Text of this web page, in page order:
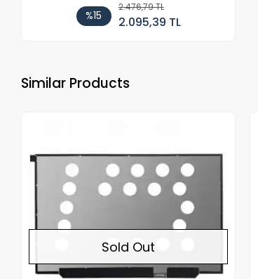
%15
2.476,79 TL
2.095,39 TL
Similar Products
Sold Out